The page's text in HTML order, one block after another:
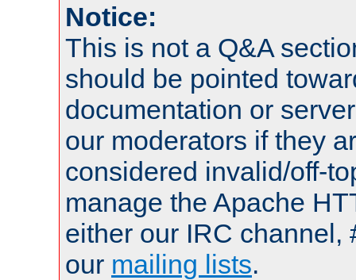
Notice:
This is not a Q&A
should be pointed
documentation or
our moderators if they
considered invalid/off-
manage the Apache
either our IRC channel,
our mailing lists.